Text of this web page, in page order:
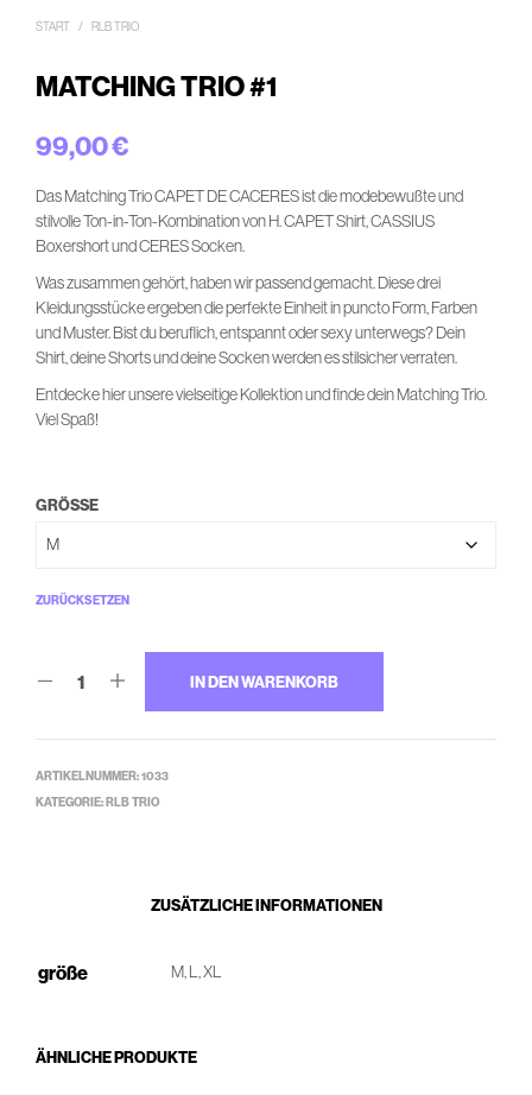
START / RLB TRIO
MATCHING TRIO #1
99,00€
Das Matching Trio CAPET DE CACERES ist die modebewußte und
stilvolle Ton-in-Ton-Kombination von H. CAPET Shirt, CASSIUS
Boxershort und CERES Socken.
Was zusammen gehört, haben wir passend gemacht. Diese drei
Kleidungsstücke ergeben die perfekte Einheit in puncto Form, Farben
und Muster. Bist du beruflich, entspannt oder sexy unterwegs? Dein
Shirt, deine Shorts und deine Socken werden es stilsicher verraten.
Entdecke hier unsere vielseitige Kollektion und finde dein Matching Trio.
Viel Spaß!
GRÖSSE
ZURÜCKSETZEN
IN DEN WARENKORB
ARTIKELNUMMER:1033
KATEGORIE:RLB TRIO
ZUSÄTZLICHE INFORMATIONEN
größe M, L, XL
ÄHNLICHE PRODUKTE